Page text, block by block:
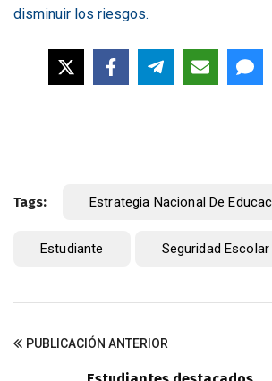
disminuir los riesgos.
Tags: Estrategia Nacional De
Estudiante Seguridad Escolar
PUBLICACIÓN ANTERIOR